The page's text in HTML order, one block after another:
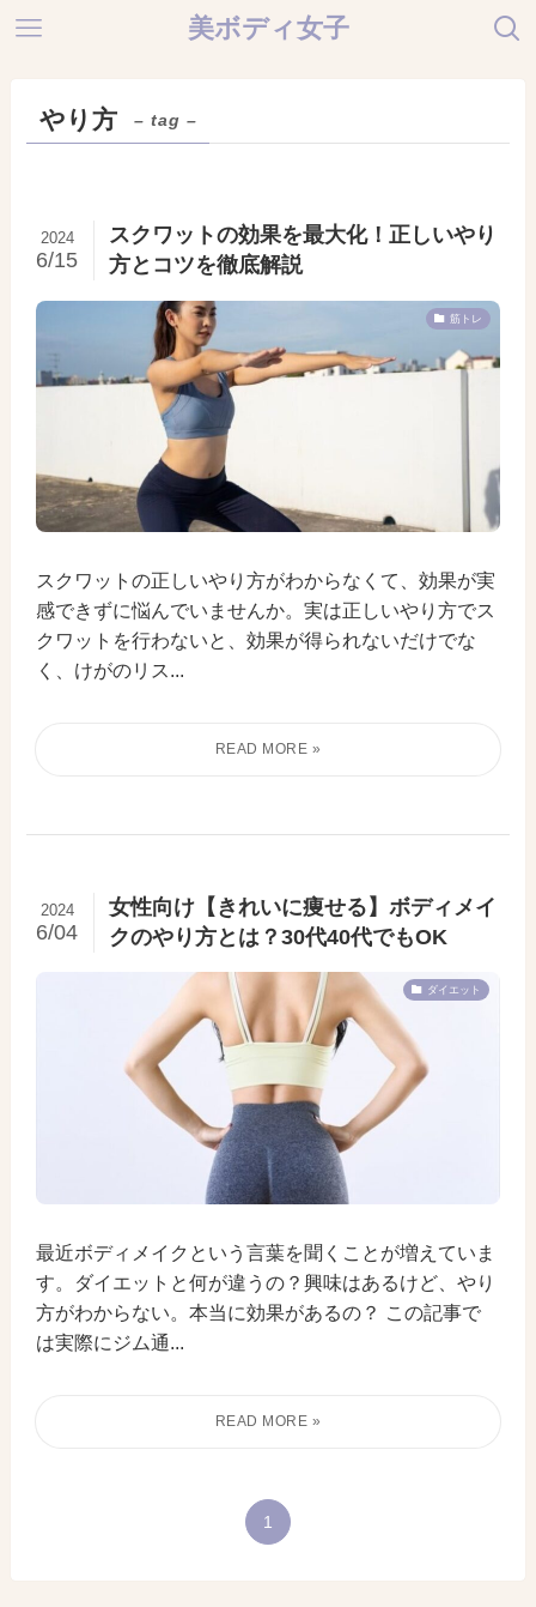
美ボディ女子
やり方 – tag –
スクワットの効果を最大化！正しいやり
方とコツを徹底解説
2024
6/15
筋トレ
スクワットの正しいやり方がわからなくて、効果が実
感できずに悩んでいませんか。実は正しいやり方でス
クワットを行わないと、効果が得られないだけでな
く、けがのリス...
女性向け【きれいに痩せる】ボディメイ
クのやり方とは？30代40代でもOK
2024
6/04
ダイエット
最近ボディメイクという言葉を聞くことが増えていま
す。ダイエットと何が違うの？興味はあるけど、やり
方がわからない。本当に効果があるの？ この記事で
は実際にジム通...
1